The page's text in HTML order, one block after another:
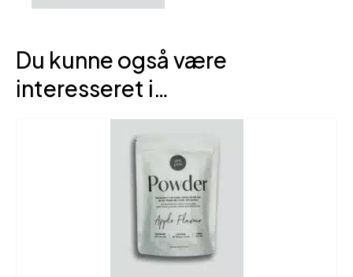
Du kunne også være
interesseret i…